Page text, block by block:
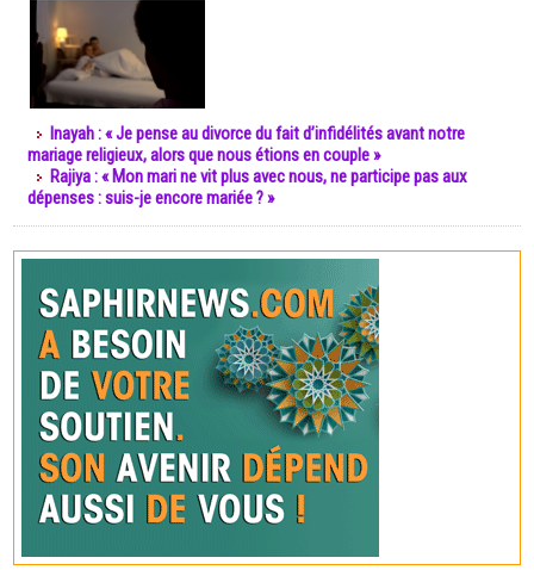
Inayah : « Je pense au divorce du fait d’infidélités avant notre
mariage religieux, alors que nous étions en couple »
Rajiya : « Mon mari ne vit plus avec nous, ne participe pas aux
dépenses : suis-je encore mariée ? »